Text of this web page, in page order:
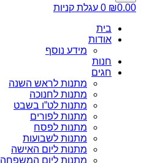
₪0.00
0 עגלת קניות
בית
אודות
מידע נוסף
חנות
חגים
מתנות לראש השנה
מתנות לחנוכה
מתנות לט”ו בשבט
מתנות לפורים
מתנות לפסח
מתנות לשבועות
מתנות ליום האישה
מתנות ליום המשפחה